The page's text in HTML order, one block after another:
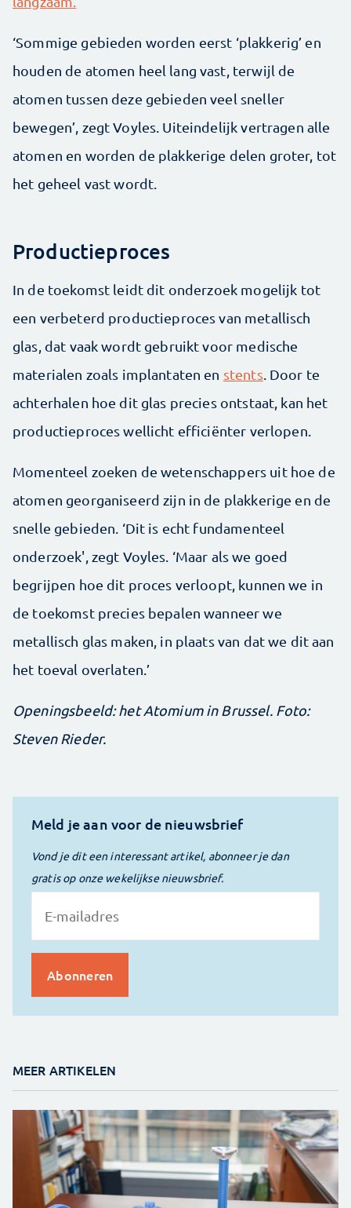
‘Sommige gebieden worden eerst ‘plakkerig’ en
houden de atomen heel lang vast, terwijl de
atomen tussen deze gebieden veel sneller
bewegen’, zegt Voyles. Uiteindelijk vertragen alle
atomen en worden de plakkerige delen groter, tot
het geheel vast wordt.
Productieproces
In de toekomst leidt dit onderzoek mogelijk tot
een verbeterd productieproces van metallisch
glas, dat vaak wordt gebruikt voor medische
materialen zoals implantaten en stents. Door te
achterhalen hoe dit glas precies ontstaat, kan het
productieproces wellicht efficiënter verlopen.
Momenteel zoeken de wetenschappers uit hoe de
atomen georganiseerd zijn in de plakkerige en de
snelle gebieden. ‘Dit is echt fundamenteel
onderzoek', zegt Voyles. ‘Maar als we goed
begrijpen hoe dit proces verloopt, kunnen we in
de toekomst precies bepalen wanneer we
metallisch glas maken, in plaats van dat we dit aan
het toeval overlaten.’
Openingsbeeld: het Atomium in Brussel. Foto:
Steven Rieder.
Meld je aan voor de nieuwsbrief
Vond je dit een interessant artikel, abonneer je dan
gratis op onze wekelijkse nieuwsbrief.
MEER ARTIKELEN